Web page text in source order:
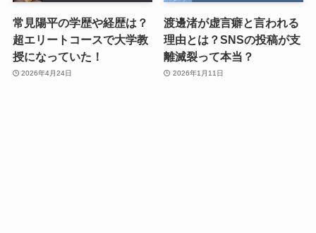
常見陽平の学歴や経歴は？
超エリートコースで大学教
授になっていた！
2026年4月24日
渡邊渚が虚言癖と言われる
理由とは？SNSの投稿が支
離滅裂って本当？
2026年1月11日